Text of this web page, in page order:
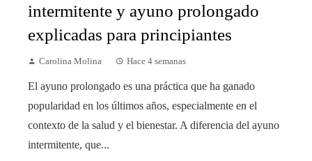
intermitente y ayuno prolongado
explicadas para principiantes
Carolina Molina Hace 4 semanas
El ayuno prolongado es una práctica que ha ganado
popularidad en los últimos años, especialmente en el
contexto de la salud y el bienestar. A diferencia del ayuno
intermitente, que...